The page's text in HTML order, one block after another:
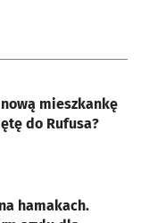
mieszkankę
do Rufusa?
hamakach.